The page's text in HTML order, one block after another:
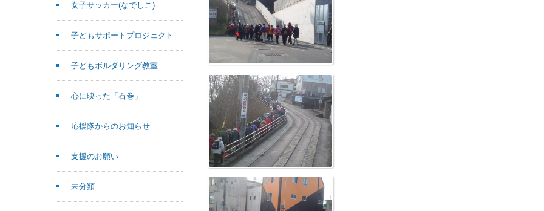
女子サッカー(なでしこ)
子どもサポートプロジェクト
子どもボルダリング教室
心に映った「石巻」
応援隊からのお知らせ
支援のお願い
未分類